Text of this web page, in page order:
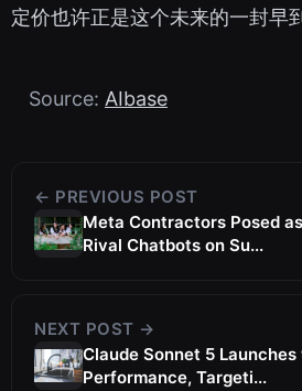
定价也许正是这个未来的一封早
Source: AIbase
← PREVIOUS POST
Meta Contractors Posed
Rival Chatbots on Su...
NEXT POST →
Claude Sonnet 5
Performance, Targeti...